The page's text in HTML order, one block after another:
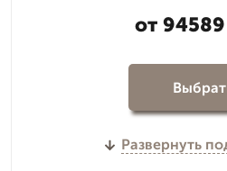
от
Развернуть